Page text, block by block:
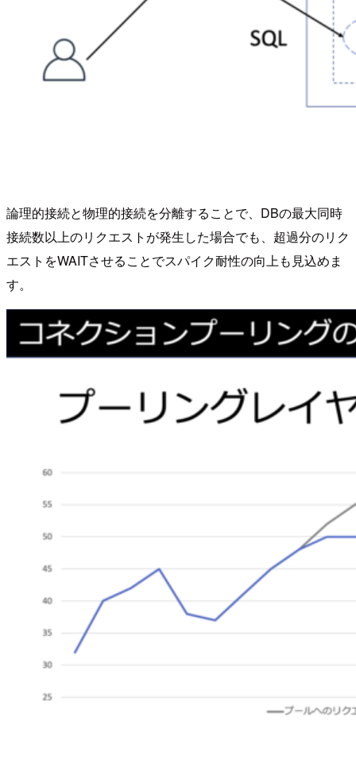
論理的接続と物理的接続を分離することで、DBの最大同時
接続数以上のリクエストが発生した場合でも、超過分のリク
エストをWAITさせることでスパイク耐性の向上も見込めま
す。